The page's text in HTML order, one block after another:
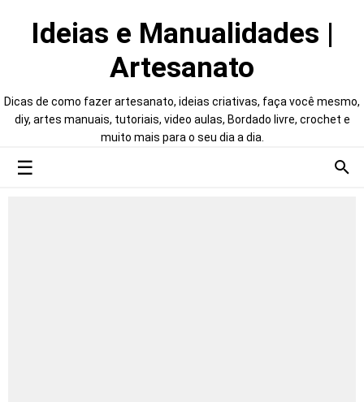
Ideias e Manualidades |
Artesanato
Dicas de como fazer artesanato, ideias criativas, faça você mesmo,
diy, artes manuais, tutoriais, video aulas, Bordado livre, crochet e
muito mais para o seu dia a dia.